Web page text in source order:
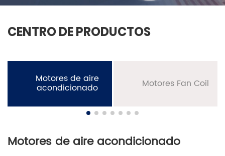
CENTRO DE PRODUCTOS
Motores de aire
acondicionado Motores Fan Coil
Motores de aire acondicionado